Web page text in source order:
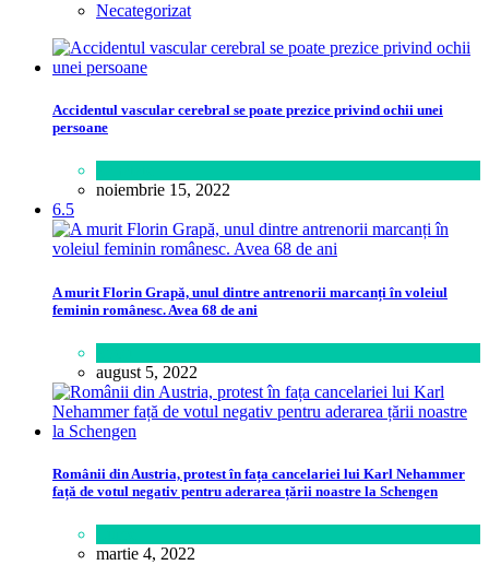
Necategorizat
Accidentul vascular cerebral se poate prezice privind ochii unei
persoane
noiembrie 15, 2022
6.5
A murit Florin Grapă, unul dintre antrenorii marcanți în voleiul
feminin românesc. Avea 68 de ani
august 5, 2022
Românii din Austria, protest în fața cancelariei lui Karl Nehammer
față de votul negativ pentru aderarea țării noastre la Schengen
martie 4, 2022